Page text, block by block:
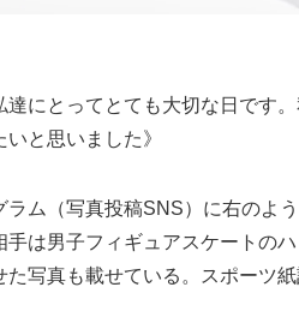
達にとってとても大切な日です
いと思いました》
ラム（写真投稿SNS）に右のよ
手は男子フィギュアスケートの
た写真も載せている。スポーツ紙